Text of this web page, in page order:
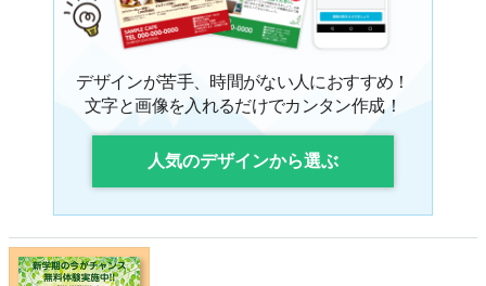
デザインが苦手、時間がない人におすすめ！
文字と画像を入れるだけでカンタン作成！
人気のデザインから選ぶ